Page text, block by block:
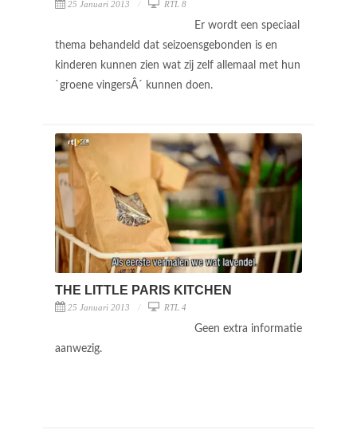
25 Januari 2013 RTL 8
Er wordt een speciaal
thema behandeld dat seizoensgebonden is en
kinderen kunnen zien wat zij zelf allemaal met hun
`groene vingersÂ´ kunnen doen.
THE LITTLE PARIS KITCHEN
25 Januari 2013 RTL 4
Geen extra informatie
aanwezig.